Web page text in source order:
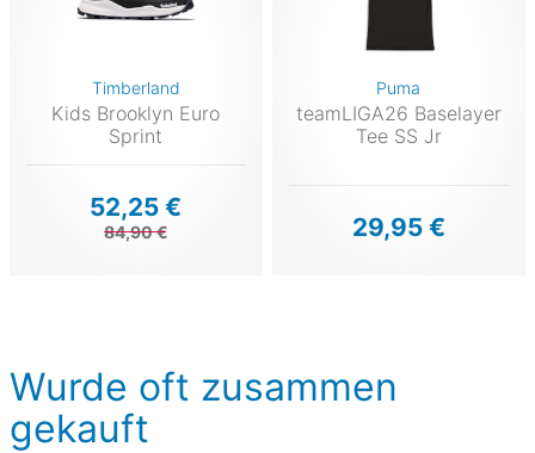
Timberland
Kids Brooklyn Euro
Sprint
52,25 €
84,90 €
Puma
teamLIGA26 Baselayer
Tee SS Jr
29,95 €
Wurde oft zusammen
gekauft